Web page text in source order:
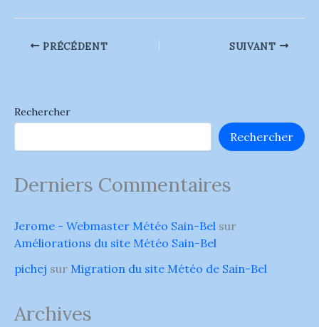
PRÉCÉDENT SUIVANT
Rechercher
Rechercher
Derniers Commentaires
Jerome - Webmaster Météo Sain-Bel sur
Améliorations du site Météo Sain-Bel
pichej sur Migration du site Météo de Sain-Bel
Archives